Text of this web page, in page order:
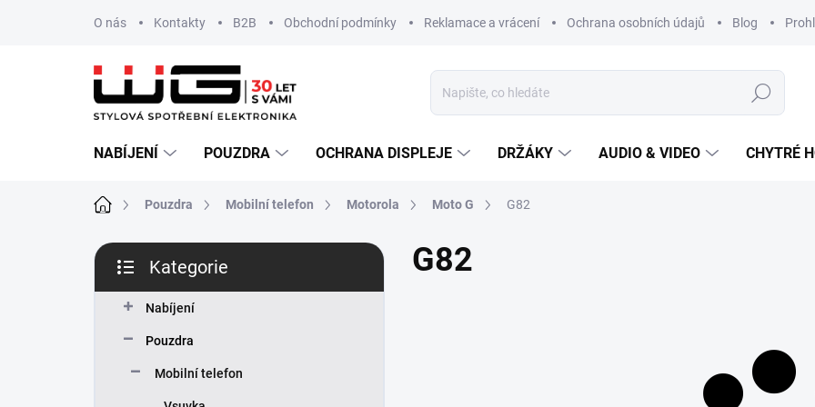
O nás Kontakty B2B Obchodní podmínky Reklamace a vrácení Ochrana osobních údajů Blog
Hledat
NABÍJENÍ POUZDRA OCHRANA DISPLEJE DRŽÁKY AUDIO & VIDEO CHYTRÉ
Domů Pouzdra Mobilní telefon Motorola Moto G G82
P
s
kategorie
Kategorie
Nabíjení
Pouzdra
Mobilní telefon
G82